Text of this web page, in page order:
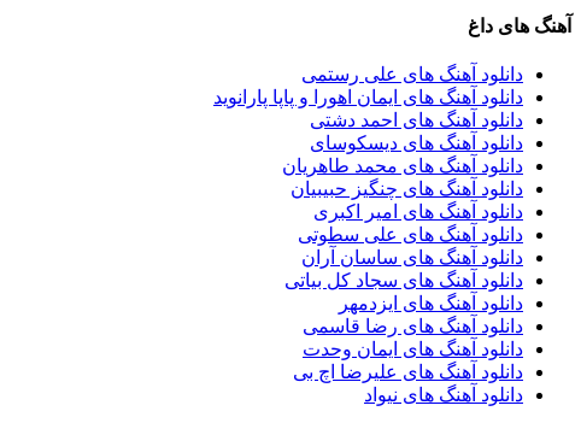
آهنگ های داغ
دانلود آهنگ های علی رستمی
دانلود آهنگ های ایمان اهورا و پاپا پارانوید
دانلود آهنگ های احمد دشتی
دانلود آهنگ های دیسکوسای
دانلود آهنگ های محمد طاهریان
دانلود آهنگ های چنگیز حبیبیان
دانلود آهنگ های امیر اکبری
دانلود آهنگ های علی سطوتی
دانلود آهنگ های ساسان آران
دانلود آهنگ های سجاد کل بیاتی
دانلود آهنگ های ایزدمهر
دانلود آهنگ های رضا قاسمی
دانلود آهنگ های ایمان وحدت
دانلود آهنگ های علیرضا اچ بی
دانلود آهنگ های نیواد